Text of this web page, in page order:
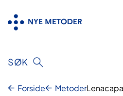
innhold
SØK
Forside Metoder